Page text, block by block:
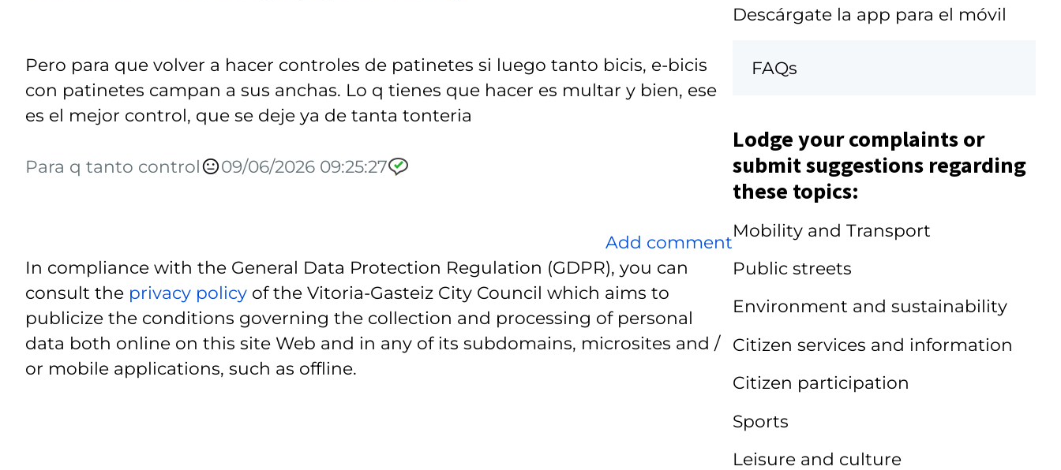
Pero para que volver a hacer controles de patinetes si luego tanto bicis, e-bicis
con patinetes campan a sus anchas. Lo q tienes que hacer es multar y bien, ese
es el mejor control, que se deje ya de tanta tonteria
Para q tanto control 09/06/2026 09:25:27
Add comment
In compliance with the General Data Protection Regulation (GDPR), you can
consult the privacy policy of the Vitoria-Gasteiz City Council which aims to
publicize the conditions governing the collection and processing of personal
data both online on this site Web and in any of its subdomains, microsites and /
or mobile applications, such as offline.
Descárgate la app para el móvil
FAQs
Lodge your complaints or
submit suggestions regarding
these topics:
Mobility and Transport
Public streets
Environment and sustainability
Citizen services and information
Citizen participation
Sports
Leisure and culture